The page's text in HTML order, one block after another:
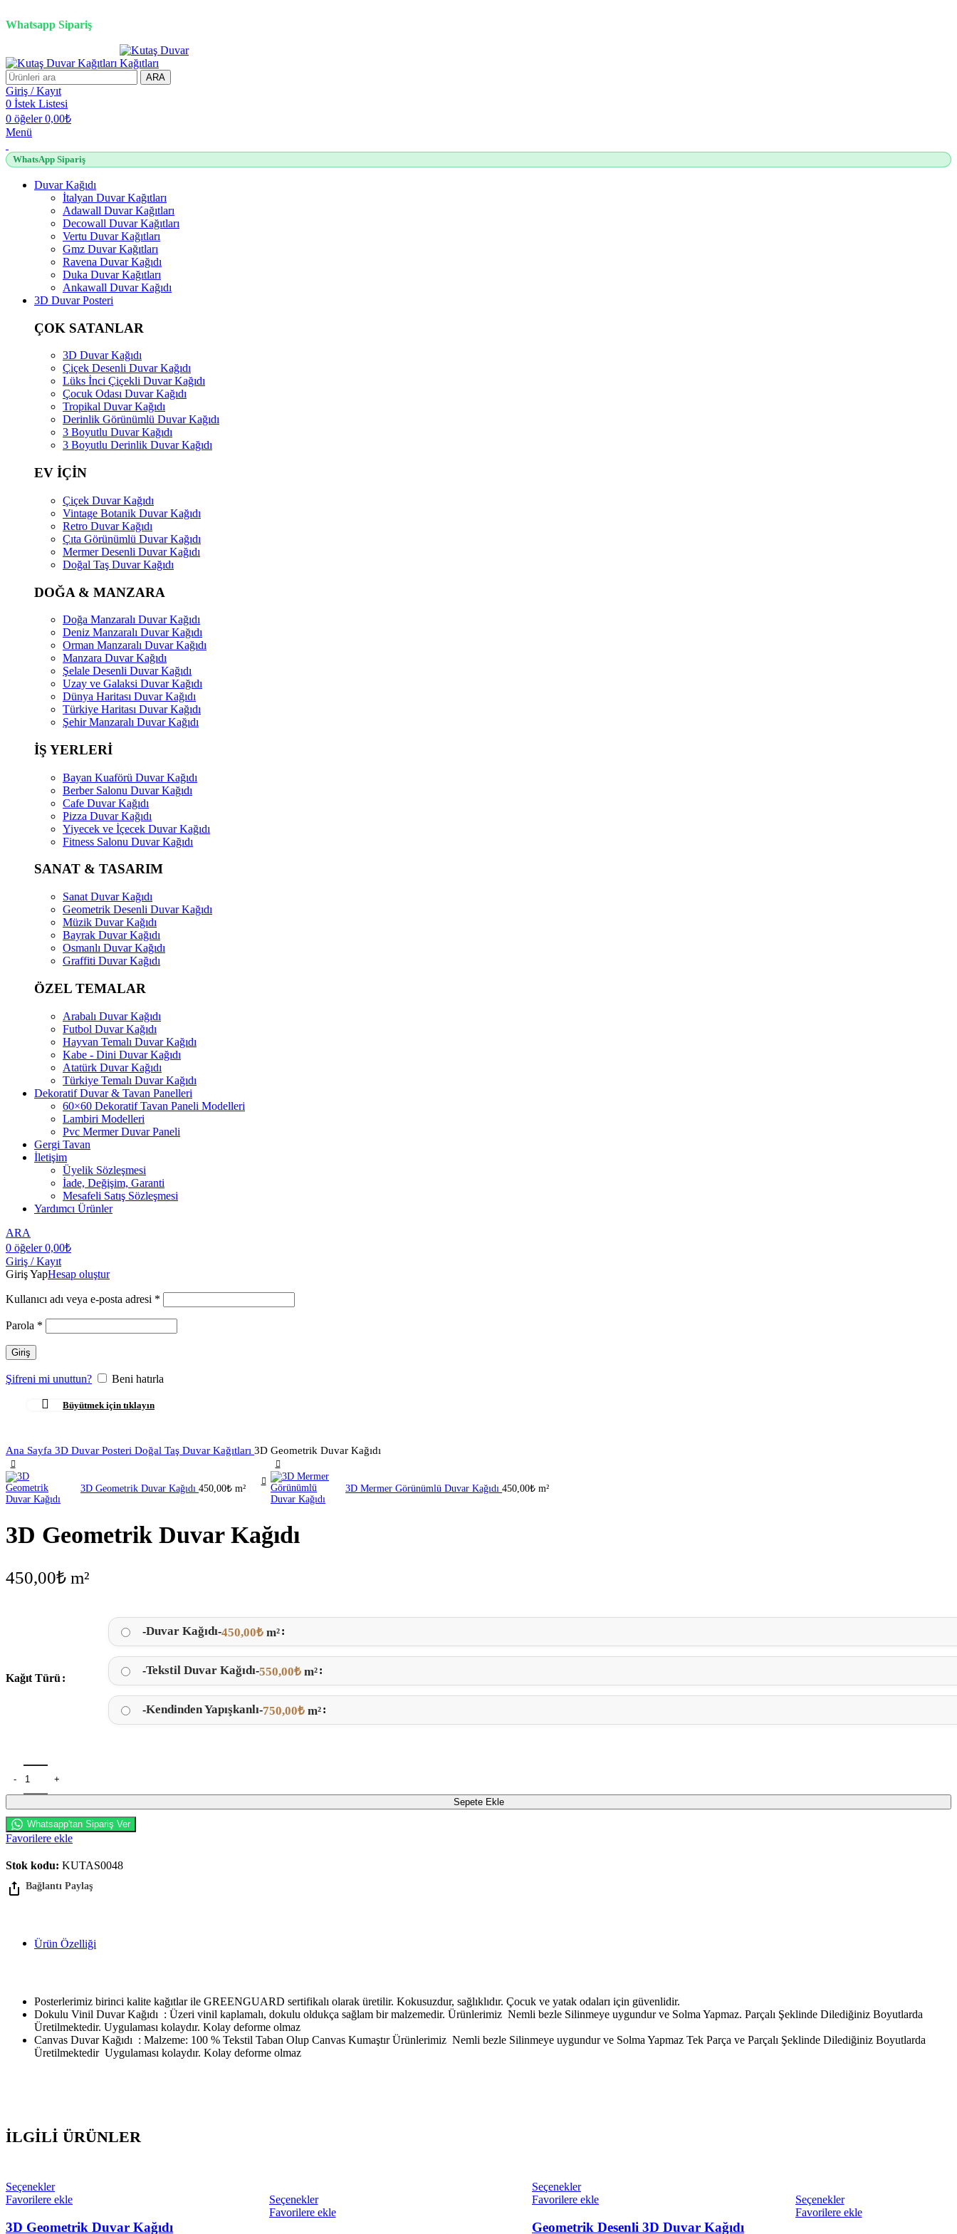
Whatsapp Sipariş
ARA
Giriş / Kayıt
0 İstek Listesi
0 öğeler 0,00₺
Menü
WhatsApp Sipariş
Duvar Kağıdı
İtalyan Duvar Kağıtları
Adawall Duvar Kağıtları
Decowall Duvar Kağıtları
Vertu Duvar Kağıtları
Gmz Duvar Kağıtları
Ravena Duvar Kağıdı
Duka Duvar Kağıtları
Ankawall Duvar Kağıdı
3D Duvar Posteri
ÇOK SATANLAR
3D Duvar Kağıdı
Çiçek Desenli Duvar Kağıdı
Lüks İnci Çiçekli Duvar Kağıdı
Çocuk Odası Duvar Kağıdı
Tropikal Duvar Kağıdı
Derinlik Görünümlü Duvar Kağıdı
3 Boyutlu Duvar Kağıdı
3 Boyutlu Derinlik Duvar Kağıdı
EV İÇİN
Çiçek Duvar Kağıdı
Vintage Botanik Duvar Kağıdı
Retro Duvar Kağıdı
Çıta Görünümlü Duvar Kağıdı
Mermer Desenli Duvar Kağıdı
Doğal Taş Duvar Kağıdı
DOĞA & MANZARA
Doğa Manzaralı Duvar Kağıdı
Deniz Manzaralı Duvar Kağıdı
Orman Manzaralı Duvar Kağıdı
Manzara Duvar Kağıdı
Şelale Desenli Duvar Kağıdı
Uzay ve Galaksi Duvar Kağıdı
Dünya Haritası Duvar Kağıdı
Türkiye Haritası Duvar Kağıdı
Şehir Manzaralı Duvar Kağıdı
İŞ YERLERİ
Bayan Kuaförü Duvar Kağıdı
Berber Salonu Duvar Kağıdı
Cafe Duvar Kağıdı
Pizza Duvar Kağıdı
Yiyecek ve İçecek Duvar Kağıdı
Fitness Salonu Duvar Kağıdı
SANAT & TASARIM
Sanat Duvar Kağıdı
Geometrik Desenli Duvar Kağıdı
Müzik Duvar Kağıdı
Bayrak Duvar Kağıdı
Osmanlı Duvar Kağıdı
Graffiti Duvar Kağıdı
ÖZEL TEMALAR
Arabalı Duvar Kağıdı
Futbol Duvar Kağıdı
Hayvan Temalı Duvar Kağıdı
Kabe - Dini Duvar Kağıdı
Atatürk Duvar Kağıdı
Türkiye Temalı Duvar Kağıdı
Dekoratif Duvar & Tavan Panelleri
60×60 Dekoratif Tavan Paneli Modelleri
Lambiri Modelleri
Pvc Mermer Duvar Paneli
Gergi Tavan
İletişim
Üyelik Sözleşmesi
İade, Değişim, Garanti
Mesafeli Satış Sözleşmesi
Yardımcı Ürünler
ARA
0 öğeler 0,00₺
Giriş / Kayıt
Giriş YapHesap oluştur
Kullanıcı adı veya e-posta adresi *
Parola *
Giriş
Şifreni mi unuttun? Beni hatırla
Büyütmek için tıklayın
Ana Sayfa 3D Duvar Posteri Doğal Taş Duvar Kağıtları 3D Geometrik Duvar Kağıdı
3D Geometrik Duvar Kağıdı 450,00₺ m² 3D Mermer Görünümlü Duvar Kağıdı 450,00₺ m²
3D Geometrik Duvar Kağıdı
450,00₺ m²
Kağıt Türü
-Duvar Kağıdı-450,00₺ m²
-Tekstil Duvar Kağıdı-550,00₺ m²
-Kendinden Yapışkanlı-750,00₺ m²
Sepete Ekle
Whatsapp'tan Sipariş Ver
Favorilere ekle
Stok kodu: KUTAS0048
Ürün Özelliği
Posterlerimiz birinci kalite kağıtlar ile GREENGUARD sertifikalı olarak üretilir. Kokusuzdur, sağlıklıdır. Çocuk ve yatak odaları için güvenlidir.
Dokulu Vinil Duvar Kağıdı : Üzeri vinil kaplamalı, dokulu oldukça sağlam bir malzemedir. Ürünlerimiz Nemli bezle Silinmeye uygundur ve Solma Yapmaz. Parçalı Şeklinde Dilediğiniz Boyutlarda
Üretilmektedir. Uygulaması kolaydır. Kolay deforme olmaz
Canvas Duvar Kağıdı : Malzeme: 100 % Tekstil Taban Olup Canvas Kumaştır Ürünlerimiz Nemli bezle Silinmeye uygundur ve Solma Yapmaz Tek Parça ve Parçalı Şeklinde Dilediğiniz Boyutlarda
Üretilmektedir Uygulaması kolaydır. Kolay deforme olmaz
İLGILI ÜRÜNLER
Seçenekler
Favorilere ekle
3D Geometrik Duvar Kağıdı
Seçenekler
Favorilere ekle
Seçenekler
Favorilere ekle
Geometrik Desenli 3D Duvar Kağıdı
Seçenekler
Favorilere ekle